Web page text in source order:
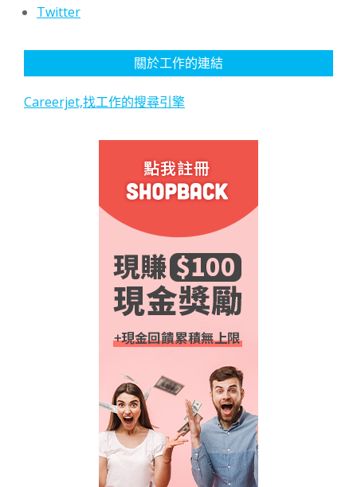
Twitter
關於工作的連結
Careerjet,找工作的搜尋引擎